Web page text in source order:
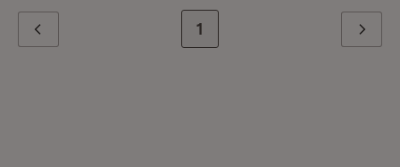
Zur letzten Seite
1 Weiter